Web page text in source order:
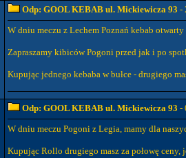
Odp: GOOL KEBAB ul. Mickiewicza 93 -
W dniu meczu z Lechem Poznań kebab
Zapraszamy kibiców Pogoni przed jak i po
Kupując jednego kebaba w bułce - drugiego
Odp: GOOL KEBAB ul. Mickiewicza 93 -
W dniu meczu Pogoni z Legia, mamy dla
Kupując Rollo drugiego masz za połowę